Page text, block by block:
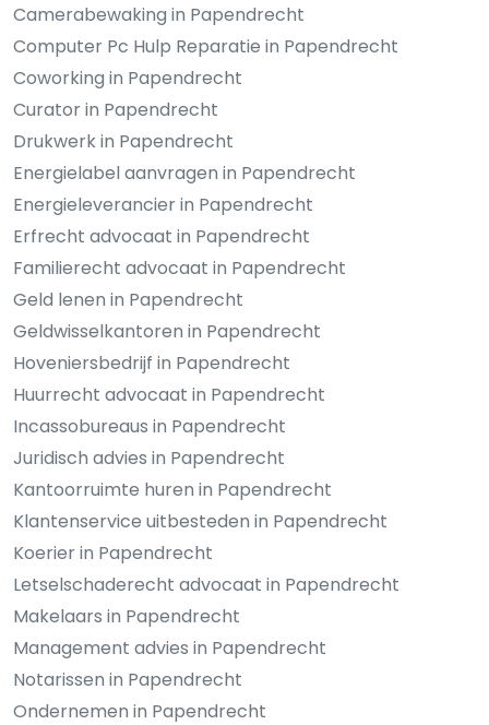
Camerabewaking in Papendrecht
Computer Pc Hulp Reparatie in Papendrecht
Coworking in Papendrecht
Curator in Papendrecht
Drukwerk in Papendrecht
Energielabel aanvragen in Papendrecht
Energieleverancier in Papendrecht
Erfrecht advocaat in Papendrecht
Familierecht advocaat in Papendrecht
Geld lenen in Papendrecht
Geldwisselkantoren in Papendrecht
Hoveniersbedrijf in Papendrecht
Huurrecht advocaat in Papendrecht
Incassobureaus in Papendrecht
Juridisch advies in Papendrecht
Kantoorruimte huren in Papendrecht
Klantenservice uitbesteden in Papendrecht
Koerier in Papendrecht
Letselschaderecht advocaat in Papendrecht
Makelaars in Papendrecht
Management advies in Papendrecht
Notarissen in Papendrecht
Ondernemen in Papendrecht